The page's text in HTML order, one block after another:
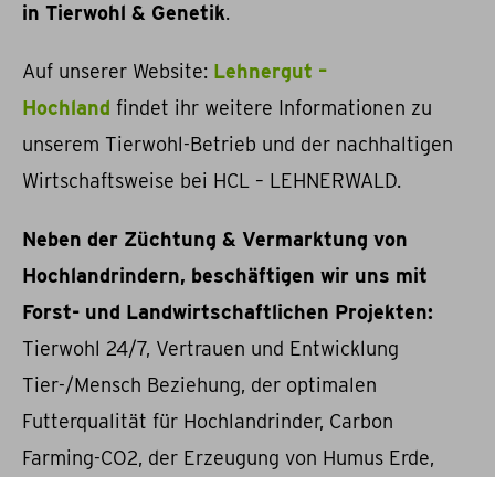
in Tierwohl & Genetik.
Auf unserer Website: Lehnergut –
Hochland findet ihr weitere Informationen zu
unserem Tierwohl-Betrieb und der nachhaltigen
Wirtschaftsweise bei HCL – LEHNERWALD.
Neben der Züchtung & Vermarktung von
Hochlandrindern, beschäftigen wir uns mit
Forst- und Landwirtschaftlichen Projekten:
Tierwohl 24/7, Vertrauen und Entwicklung
Tier-/Mensch Beziehung, der optimalen
Futterqualität für Hochlandrinder, Carbon
Farming-CO2, der Erzeugung von Humus Erde,